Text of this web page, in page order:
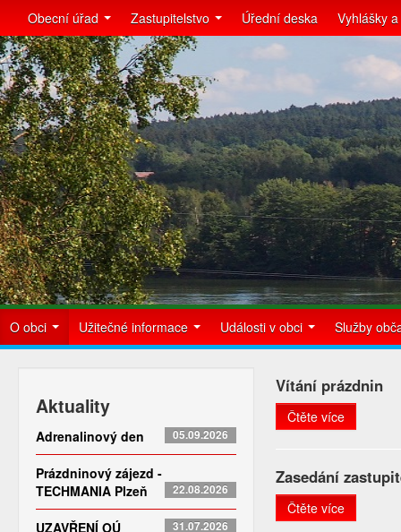
Obecní úřad Zastupitelstvo Úřední deska Vyhlášky
O obci Užitečné informace Události v obci Služby
Aktuality
Adrenalinový den 05.09.2026
Prázdninový zájezd -
TECHMANIA Plzeň
22.08.2026
UZAVŘENÍ OÚ 31.07.2026
Vítání prázdnin
Čtěte více
Zasedání
Čtěte více